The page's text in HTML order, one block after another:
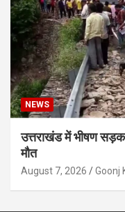
NEWS
उत्तराखंड में भीषण सड़क
मौत
August 7, 2026 Goonj